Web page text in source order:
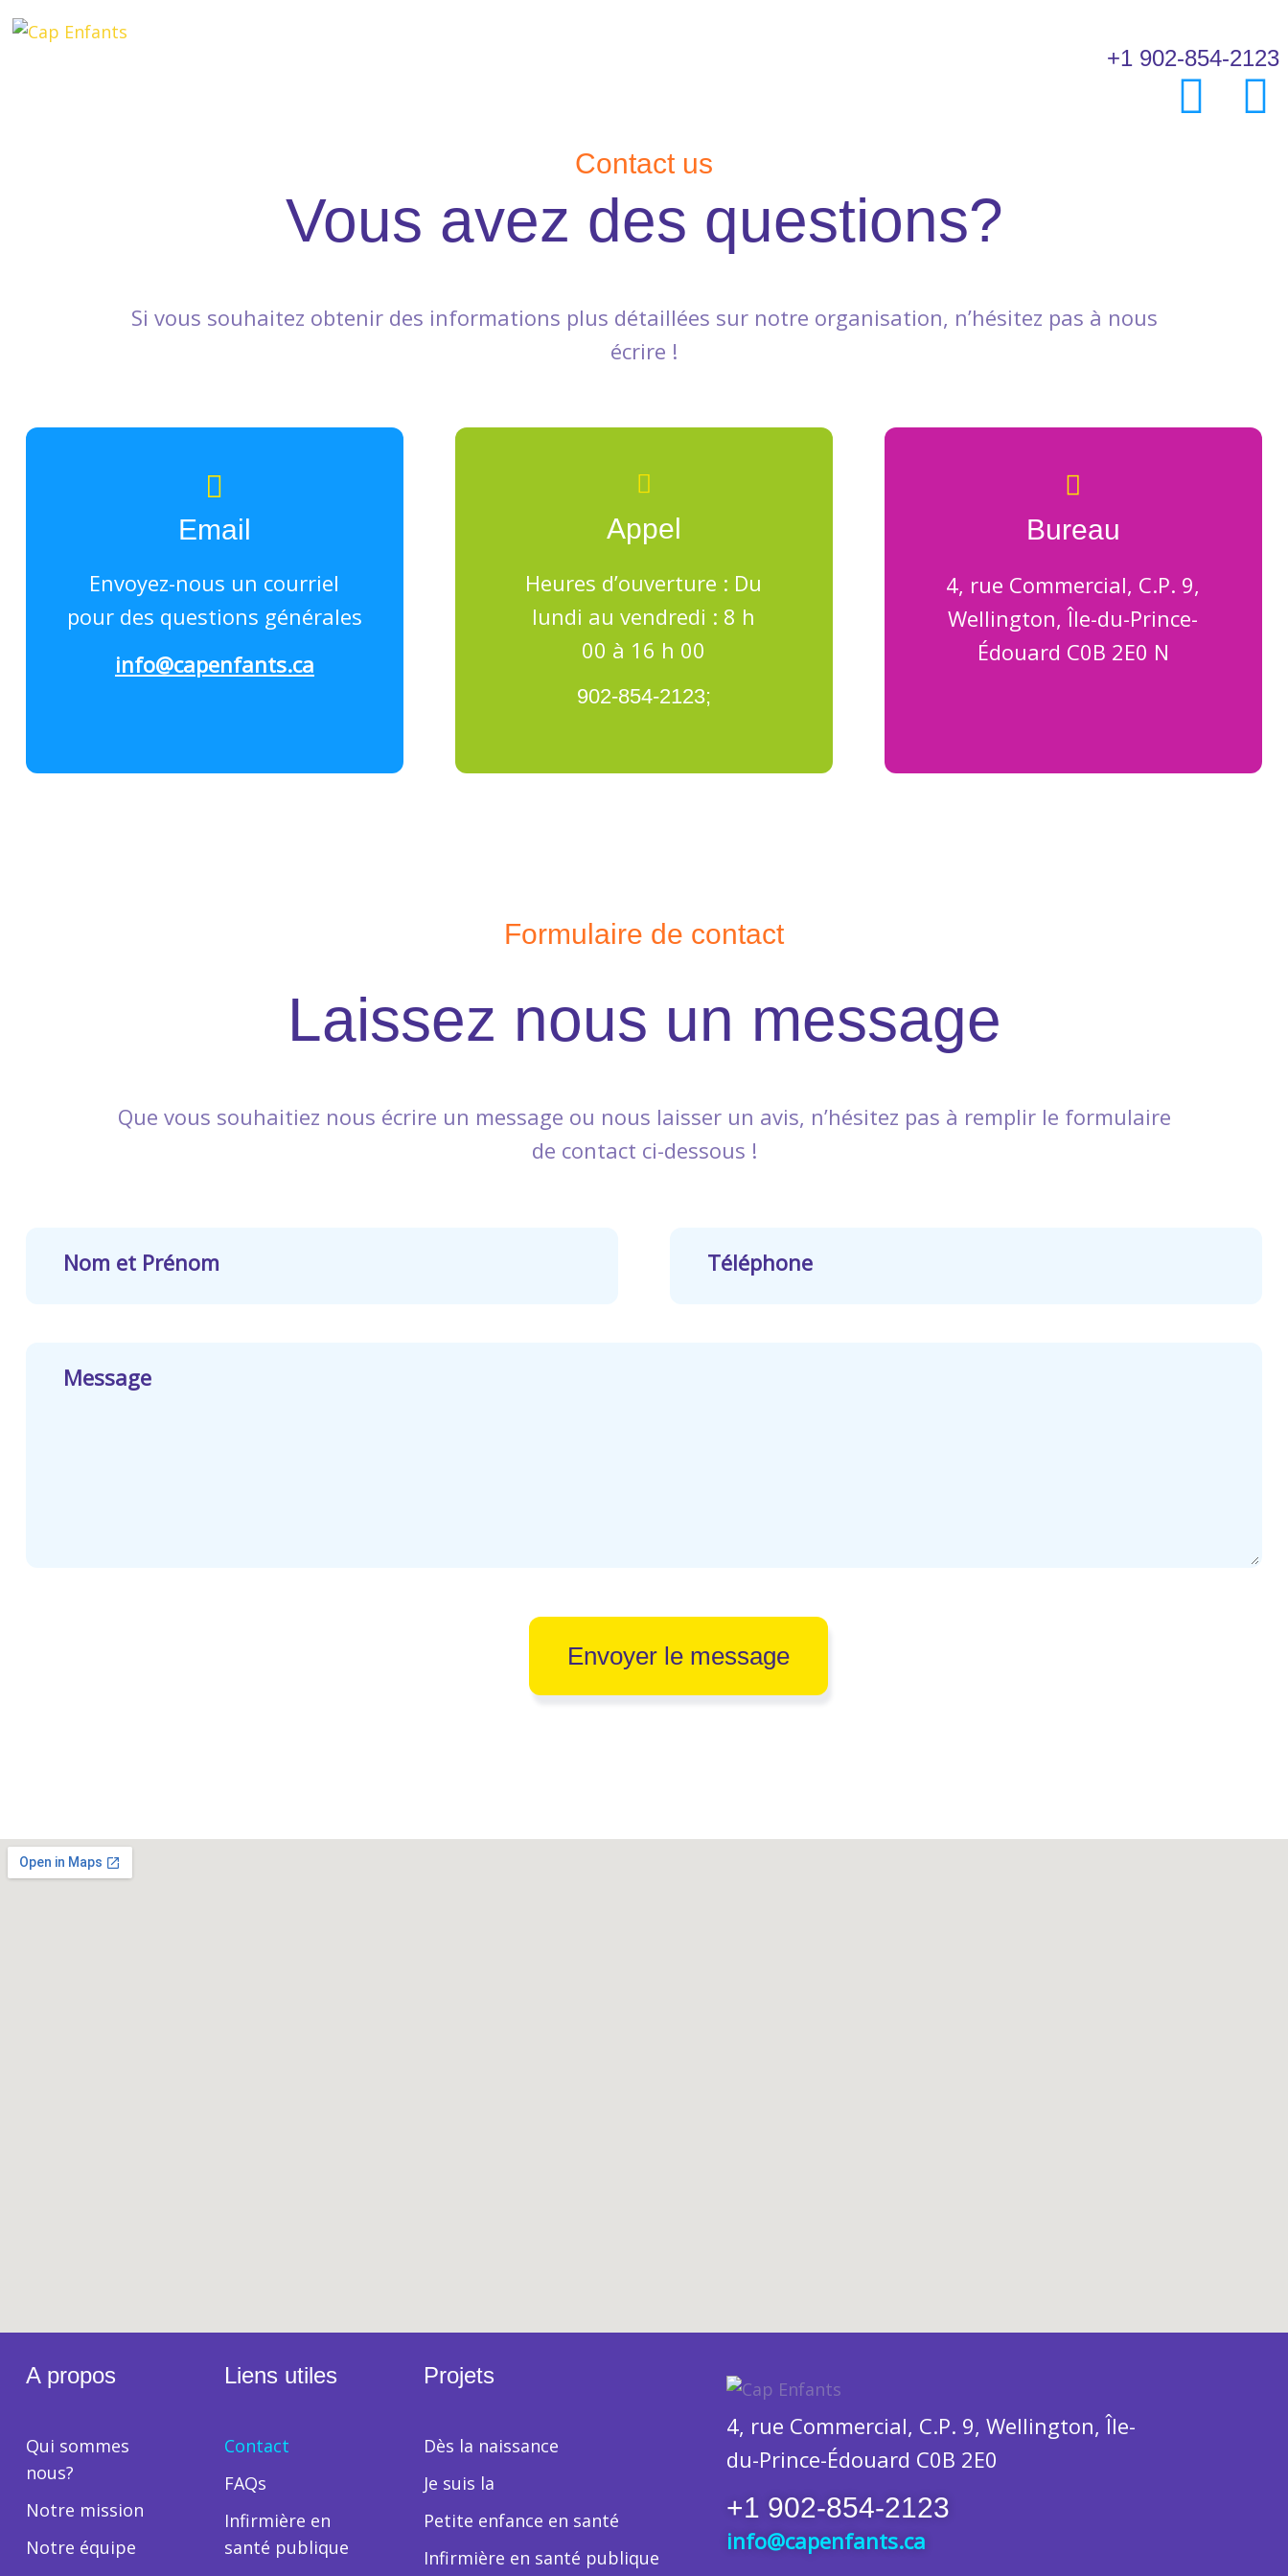
+1 902-854-2123
Contact us
Vous avez des questions?
Si vous souhaitez obtenir des informations plus détaillées sur notre organisation, n’hésitez pas à nous
écrire !
Email
Envoyez-nous un courriel
pour des questions générales
info@capenfants.ca
Appel
Heures d’ouverture : Du
lundi au vendredi : 8 h
00 à 16 h 00
902-854-2123;
Bureau
4, rue Commercial, C.P. 9,
Wellington, Île-du-Prince-
Édouard C0B 2E0 N
Formulaire de contact
Laissez nous un message
Que vous souhaitiez nous écrire un message ou nous laisser un avis, n’hésitez pas à remplir le formulaire
de contact ci-dessous !
A propos
Qui sommes
nous?
Notre mission
Notre équipe
Liens utiles
Contact
FAQs
Infirmière en
santé publique
Projets
Dès la naissance
Je suis la
Petite enfance en santé
Infirmière en santé publique
4, rue Commercial, C.P. 9,Wellington, Île-
du-Prince-Édouard C0B 2E0
+1 902-854-2123
info@capenfants.ca